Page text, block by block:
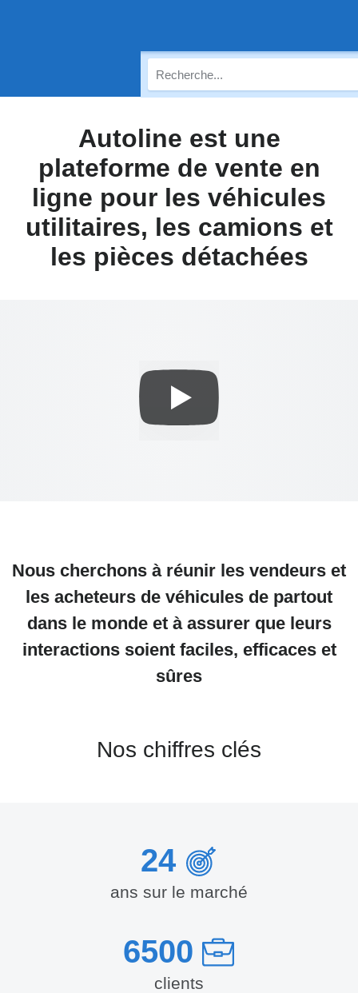
Autoline est une
plateforme de vente en
ligne pour les véhicules
utilitaires, les camions et
les pièces détachées
Nous cherchons à réunir les vendeurs et
les acheteurs de véhicules de partout
dans le monde et à assurer que leurs
interactions soient faciles, efficaces et
sûres
Nos chiffres clés
24
ans sur le marché
6500
clients